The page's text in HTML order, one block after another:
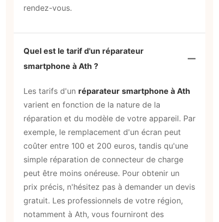
rendez-vous.
Quel est le tarif d'un réparateur
smartphone à Ath ?
Les tarifs d'un réparateur smartphone à Ath
varient en fonction de la nature de la
réparation et du modèle de votre appareil. Par
exemple, le remplacement d'un écran peut
coûter entre 100 et 200 euros, tandis qu'une
simple réparation de connecteur de charge
peut être moins onéreuse. Pour obtenir un
prix précis, n'hésitez pas à demander un devis
gratuit. Les professionnels de votre région,
notamment à Ath, vous fourniront des